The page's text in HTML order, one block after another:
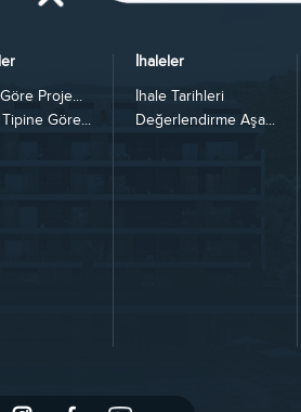
Göre Proje...
Göre...
İhaleler
İhale Tarihleri
Değerlendirme Aşa...